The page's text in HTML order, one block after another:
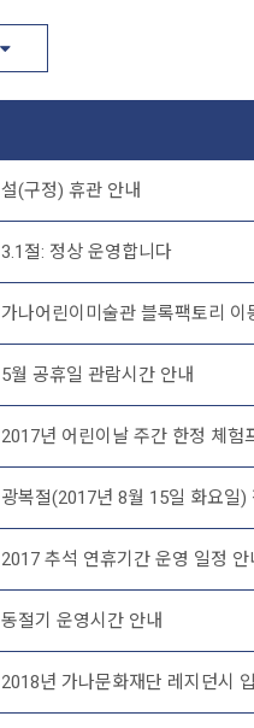
설(구정) 휴관 안내
3.1절: 정상 운영합니다
가나어린이미술관 블록팩토리 이
5월 공휴일 관람시간 안내
2017년 어린이날 주간 한정 체험
광복절(2017년 8월 15일 화요일)
2017 추석 연휴기간 운영 일정 안
동절기 운영시간 안내
2018년 가나문화재단 레지던시